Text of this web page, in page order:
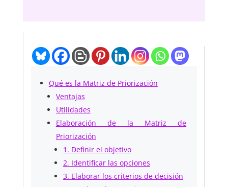
Qué es la Matriz de Priorización
Ventajas
Utilidades
Elaboración de la Matriz de
Priorización
1. Definir el objetivo
2. Identificar las opciones
3. Elaborar los criterios de decisión